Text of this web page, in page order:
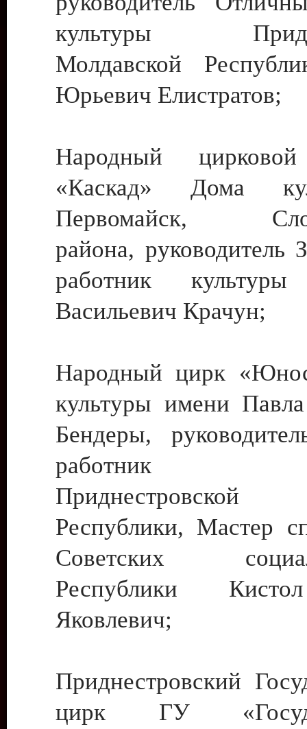
культуры
Молдавской
Юрьевич Елистратов;
Народный цирковой
«Каскад» Дома
Первомайск,
района, руководитель
работник культуры
Васильевич Крачун;
Народный цирк
культуры имени
Бендеры,
работник
Приднестровской
Республики, Мастер
Советских
Республики
Яковлевич;
Приднестровский
цирк ГУ